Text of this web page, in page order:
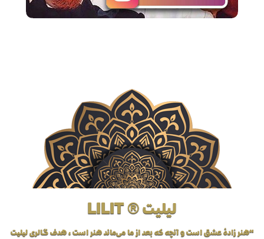
لیلیت ® LILIT
“هنر زادهٔ عشق است و آنچه که بعد از ما می‌ماند هنر است، هدف گالری لیلیت